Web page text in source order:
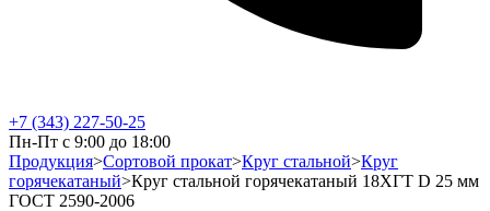
+7 (343) 227-50-25
Пн-Пт с 9:00 до 18:00
Продукция>Сортовой прокат>Круг стальной>Круг
горячекатаный>Круг стальной горячекатаный 18ХГТ D 25 мм
ГОСТ 2590-2006